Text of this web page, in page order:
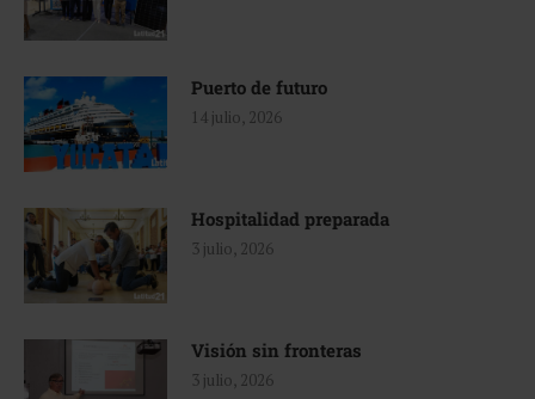
Puerto de futuro
14 julio, 2026
Hospitalidad preparada
3 julio, 2026
Visión sin fronteras
3 julio, 2026